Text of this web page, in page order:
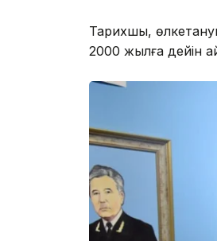
Тарихшы,
2000 жылға дейін